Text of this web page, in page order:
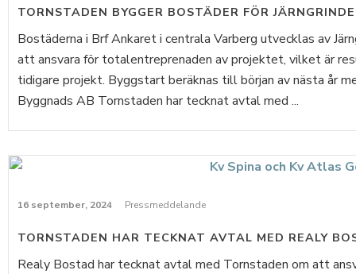
TORNSTADEN BYGGER BOSTÄDER FÖR
Bostäderna i Brf Ankaret i centrala Varberg utvecklas av
att ansvara för totalentreprenaden av projektet, vilket är
tidigare projekt. Byggstart beräknas till början av nästa år
Byggnads AB Tornstaden har tecknat avtal med ...
16 september, 2024 Pressmeddelande
TORNSTADEN HAR TECKNAT AVTAL MED REALY
Realy Bostad har tecknat avtal med Tornstaden om att